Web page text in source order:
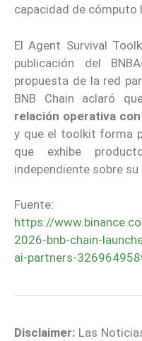
capacidad de cómputo
El Agent Survival
publicación del
propuesta de la red
BNB Chain aclaró
relación operativa
y que el toolkit forma
que exhibe
independiente sobre
Fuente:
https://
2026-bnb-chain-
ai-partners-
Disclaimer: Las